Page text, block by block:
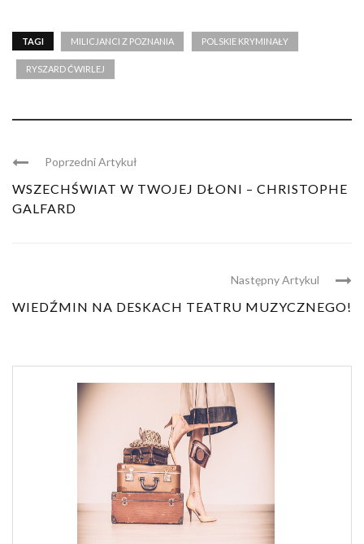
TAGI MILICJANCI Z POZNANIA POLSKIE KRYMINAŁY
RYSZARD ĆWIRLEJ
Poprzedni Artykuł
WSZECHŚWIAT W TWOJEJ DŁONI – CHRISTOPHE
GALFARD
Następny Artykul
WIEDŹMIN NA DESKACH TEATRU MUZYCZNEGO!